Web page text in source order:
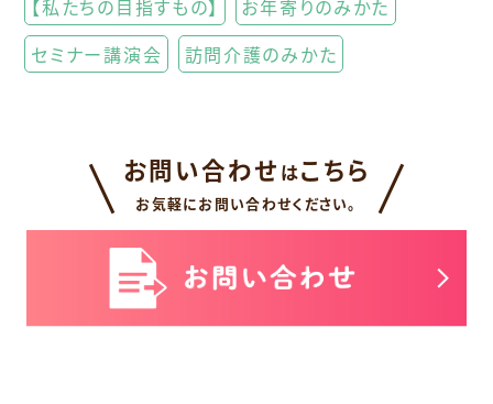
【私たちの目指すもの】
お年寄りのみかた
セミナー講演会
訪問介護のみかた
お問い合わせ はこちら
お気軽にお問い合わせください。